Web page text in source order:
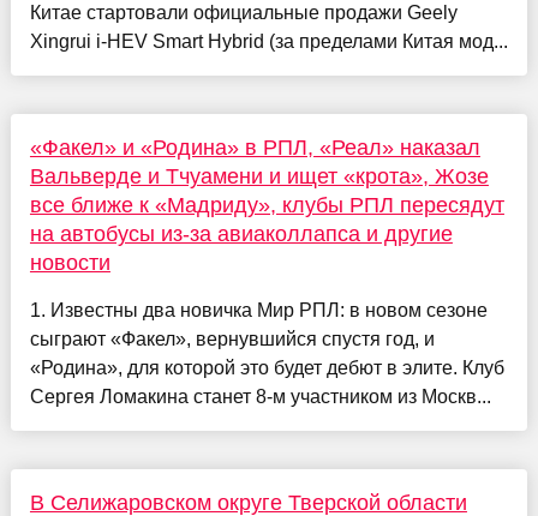
Китае стартовали официальные продажи Geely
Xingrui i-HEV Smart Hybrid (за пределами Китая мод...
«Факел» и «Родина» в РПЛ, «Реал» наказал
Вальверде и Тчуамени и ищет «крота», Жозе
все ближе к «Мадриду», клубы РПЛ пересядут
на автобусы из-за авиаколлапса и другие
новости
1. Известны два новичка Мир РПЛ: в новом сезоне
сыграют «Факел», вернувшийся спустя год, и
«Родина», для которой это будет дебют в элите. Клуб
Сергея Ломакина станет 8-м участником из Москв...
В Селижаровском округе Тверской области